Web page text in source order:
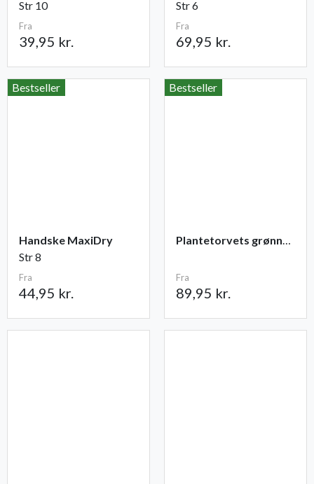
Str 10
Fra
39,95 kr.
Str 6
Fra
69,95 kr.
Bestseller
Handske MaxiDry
Str 8
Fra
44,95 kr.
Bestseller
Plantetorvets grønne vandingspose 75 liter
Fra
89,95 kr.